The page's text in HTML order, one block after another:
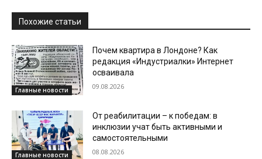
Похожие статьи
Главные новости
Почем квартира в Лондоне? Как
редакция «Индустриалки» Интернет
осваивала
09.08.2026
Главные новости
От реабилитации – к победам: в
инклюзии учат быть активными и
самостоятельными
08.08.2026